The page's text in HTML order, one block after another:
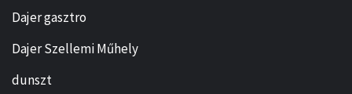
Dajer gasztro
Dajer Szellemi Műhely
dunszt